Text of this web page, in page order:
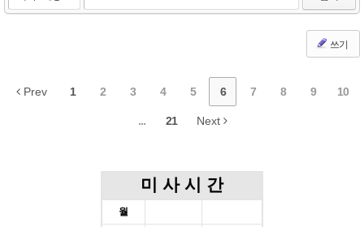
쓰기
Prev 1 2 3 4 5 6 7 8 9 10
... 21 Next
미 사 시 간
월